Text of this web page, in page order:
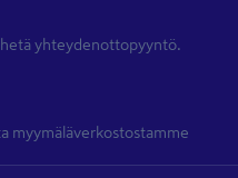
yhteydenottopyyntö.
myymäläverkostostamme